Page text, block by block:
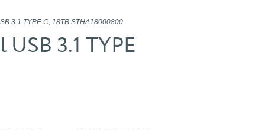
3.1 TYPE C, 18TB STHA18000800
3.1 TYPE